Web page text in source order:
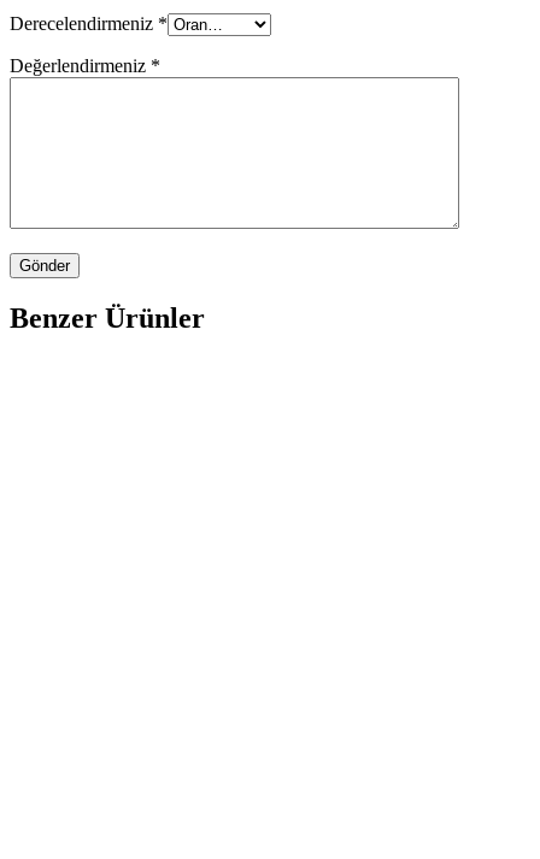
Derecelendirmeniz *
Değerlendirmeniz *
Benzer Ürünler